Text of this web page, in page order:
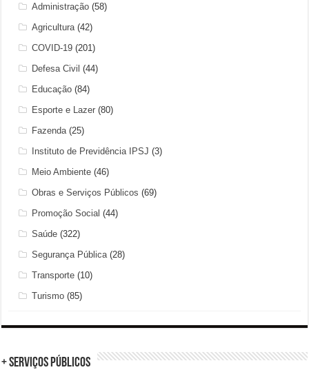
Administração (58)
Agricultura (42)
COVID-19 (201)
Defesa Civil (44)
Educação (84)
Esporte e Lazer (80)
Fazenda (25)
Instituto de Previdência IPSJ (3)
Meio Ambiente (46)
Obras e Serviços Públicos (69)
Promoção Social (44)
Saúde (322)
Segurança Pública (28)
Transporte (10)
Turismo (85)
+ Serviços Públicos